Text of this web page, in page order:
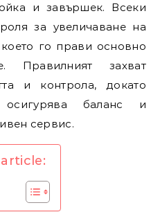
и завършек. Всеки
за увеличаване на
което го прави основно
Правилният захват
и контрола, докато
осигурява баланс и
сервис.